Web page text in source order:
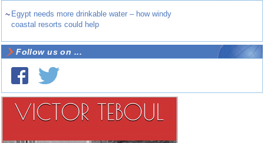
~ Egypt needs more drinkable water – how windy
coastal resorts could help
Follow us on ...